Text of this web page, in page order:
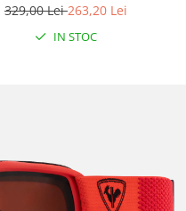
329,00 Lei263,20 Lei
IN STOC